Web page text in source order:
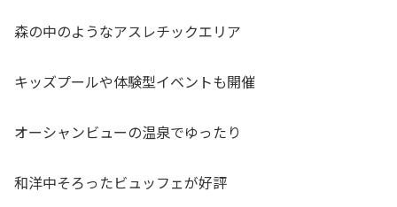
森の中のようなアスレチックエリア
キッズプールや体験型イベントも開催
オーシャンビューの温泉でゆったり
和洋中そろったビュッフェが好評